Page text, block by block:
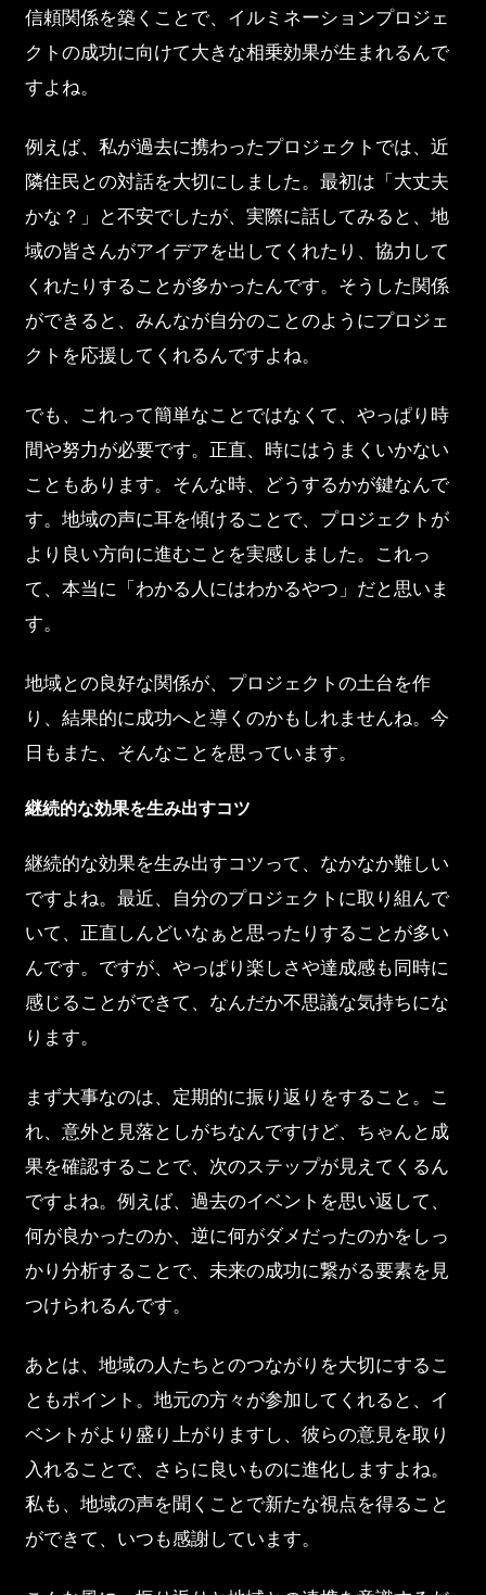
信頼関係を築くことで、イルミネーションプロジェ
クトの成功に向けて大きな相乗効果が生まれるんで
すよね。
例えば、私が過去に携わったプロジェクトでは、近
隣住民との対話を大切にしました。最初は「大丈夫
かな？」と不安でしたが、実際に話してみると、地
域の皆さんがアイデアを出してくれたり、協力して
くれたりすることが多かったんです。そうした関係
ができると、みんなが自分のことのようにプロジェ
クトを応援してくれるんですよね。
でも、これって簡単なことではなくて、やっぱり時
間や努力が必要です。正直、時にはうまくいかない
こともあります。そんな時、どうするかが鍵なんで
す。地域の声に耳を傾けることで、プロジェクトが
より良い方向に進むことを実感しました。これっ
て、本当に「わかる人にはわかるやつ」だと思いま
す。
地域との良好な関係が、プロジェクトの土台を作
り、結果的に成功へと導くのかもしれませんね。今
日もまた、そんなことを思っています。
継続的な効果を生み出すコツ
継続的な効果を生み出すコツって、なかなか難しい
ですよね。最近、自分のプロジェクトに取り組んで
いて、正直しんどいなぁと思ったりすることが多い
んです。ですが、やっぱり楽しさや達成感も同時に
感じることができて、なんだか不思議な気持ちにな
ります。
まず大事なのは、定期的に振り返りをすること。こ
れ、意外と見落としがちなんですけど、ちゃんと成
果を確認することで、次のステップが見えてくるん
ですよね。例えば、過去のイベントを思い返して、
何が良かったのか、逆に何がダメだったのかをしっ
かり分析することで、未来の成功に繋がる要素を見
つけられるんです。
あとは、地域の人たちとのつながりを大切にするこ
ともポイント。地元の方々が参加してくれると、イ
ベントがより盛り上がりますし、彼らの意見を取り
入れることで、さらに良いものに進化しますよね。
私も、地域の声を聞くことで新たな視点を得ること
ができて、いつも感謝しています。